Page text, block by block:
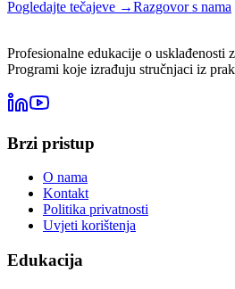
Pogledajte tečajeve →Razgovor s nama
Profesionalne edukacije o usklađenosti
Programi koje izrađuju stručnjaci iz
Brzi pristup
O nama
Kontakt
Politika privatnosti
Uvjeti korištenja
Edukacija